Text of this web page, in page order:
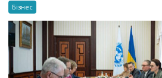
Бізнес